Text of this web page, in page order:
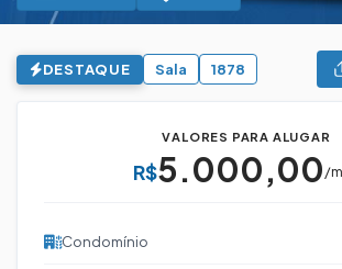
DESTAQUE Sala 1878
VALORES PARA ALUGAR
R$5.000,00/
Condomínio